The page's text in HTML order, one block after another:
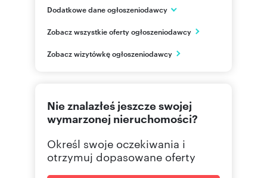
Dodatkowe dane ogłoszeniodawcy
Rzeszów
PL
795795 Pokaż telefon
Zobacz wszystkie oferty ogłoszeniodawcy
Zobacz wizytówkę ogłoszeniodawcy
Nie znalazłeś jeszcze swojej
wymarzonej nieruchomości?
Określ swoje oczekiwania i
otrzymuj dopasowane oferty